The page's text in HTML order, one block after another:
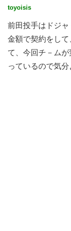
toyoisis
前田投手はドジ
金額で契約をし
て、今回チ－ム
っているので気分